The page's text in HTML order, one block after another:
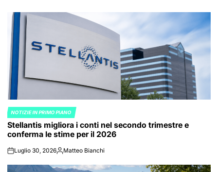
POSTED
IN
NOTIZIE IN PRIMO PIANO
Stellantis migliora i conti nel secondo trimestre e
conferma le stime per il 2026
onLuglio 30, 2026Posted
Matteo Bianchi